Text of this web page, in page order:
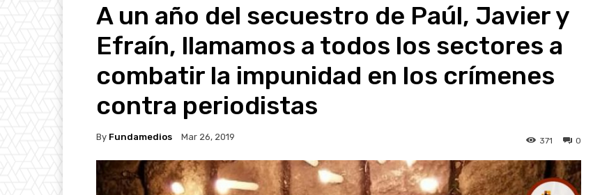
A un año del secuestro de Paúl, Javier y
Efraín, llamamos a todos los sectores a
combatir la impunidad en los crímenes
contra periodistas
By Fundamedios Mar 26, 2019 0
371